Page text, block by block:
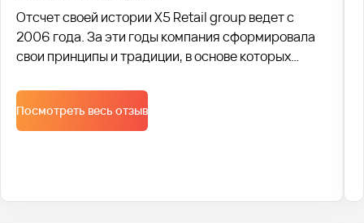
Отсчет своей истории X5 Retail group ведет с
2006 года. За эти годы компания сформировала
свои принципы и традиции, в основе которых
удовлетворение потребностей всех слоев
населения. В настоящее время X5 Retail group
является одной из крупнейших российских
Посмотреть весь отзыв